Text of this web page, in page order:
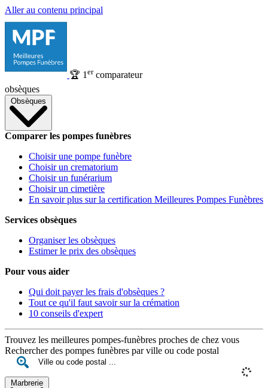
Aller au contenu principal
🏆 1 ercomparateur
obsèques
Obsèques
Comparer les pompes funèbres
Choisir une pompe funèbre
Choisir un crematorium
Choisir un funérarium
Choisir un cimetière
En savoir plus sur la certification Meilleures Pompes Funèbres
Services obsèques
Organiser les obsèques
Estimer le prix des obsèques
Pour vous aider
Qui doit payer les frais d'obsèques ?
Tout ce qu'il faut savoir sur la crémation
10 conseils d'expert
Trouvez les meilleures pompes-funèbres proches de chez vous
Rechercher des pompes funèbres par ville ou code postal
Marbrerie